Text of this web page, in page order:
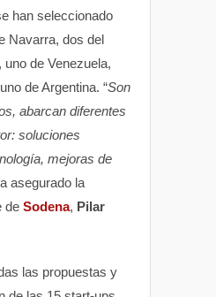
han seleccionado
Navarra, dos del
de Venezuela,
de Argentina. “Son
abarcan diferentes
soluciones
mejoras de
asegurado la
de Sodena, Pilar
las propuestas y